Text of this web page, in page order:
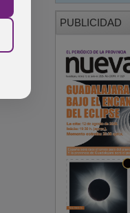
PUBLICIDAD